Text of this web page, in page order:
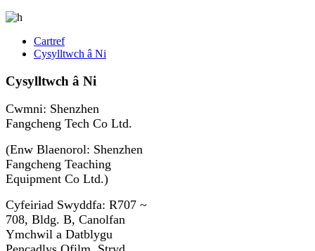
Cartref
Cysylltwch â Ni
Cysylltwch â Ni
Cwmni: Shenzhen
Fangcheng Tech Co Ltd.
(Enw Blaenorol: Shenzhen
Fangcheng Teaching
Equipment Co Ltd.)
Cyfeiriad Swyddfa: R707 ~
708, Bldg. B, Canolfan
Ymchwil a Datblygu